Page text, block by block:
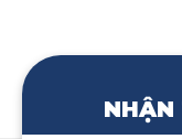
NHẬN